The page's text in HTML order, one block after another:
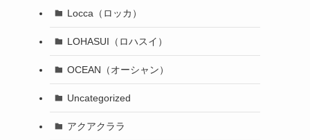
Locca（ロッカ）
LOHASUI（ロハスイ）
OCEAN（オーシャン）
Uncategorized
アクアクララ